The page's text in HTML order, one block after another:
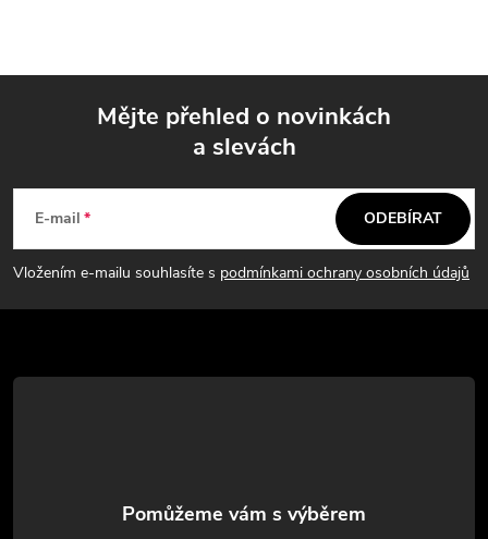
p
a
t
Mějte přehled o novinkách
a slevách
E-mail
Vložením e-mailu souhlasíte s podmínkami ochrany osobních údajů
ODEBÍRAT